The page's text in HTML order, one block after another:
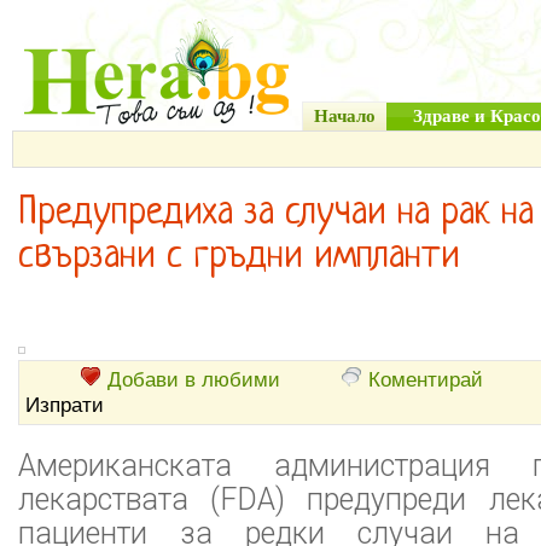
Начало Здраве и
Предупредиха за случаи на рак
свързани с гръдни импланти
Добави в любими
Коментирай
Изпрати
Американската
лекарствата (FDA) предупреди
пациенти за редки случаи на